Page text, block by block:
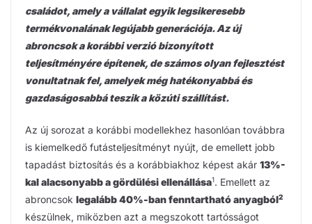
családot, amely a vállalat egyik legsikeresebb
termékvonalának legújabb generációja. Az új
abroncsok a korábbi verzió bizonyított
teljesítményére építenek, de számos olyan fejlesztést
vonultatnak fel, amelyek még hatékonyabbá és
gazdaságosabbá teszik a közúti szállítást.
Az új sorozat a korábbi modellekhez hasonlóan továbbra
is kiemelkedő futásteljesítményt nyújt, de emellett jobb
tapadást biztosítás és a korábbiakhoz képest akár 13%-
kal alacsonyabb a gördülési ellenállása1. Emellett az
abroncsok legalább 40%-ban fenntartható anyagból2
készülnek, miközben azt a megszokott tartósságot